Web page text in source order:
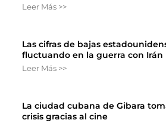
Leer Más >>
Las cifras de bajas
fluctuando en la guerra con Irán
Leer Más >>
La ciudad cubana de Gibara
crisis gracias al cine